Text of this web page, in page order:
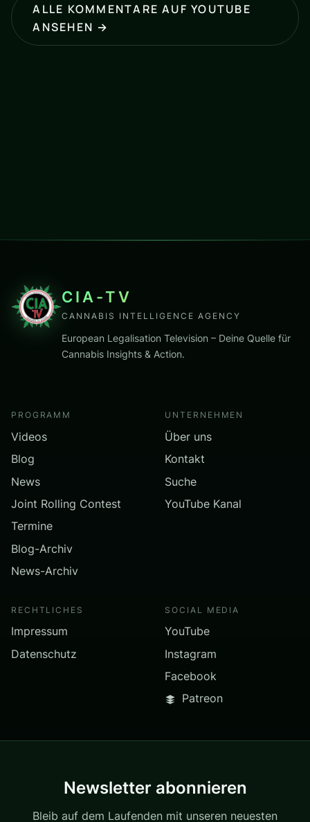
ALLE KOMMENTARE AUF YOUTUBE
ANSEHEN →
CIA-TV
CANNABIS INTELLIGENCE AGENCY
European Legalisation Television – Deine Quelle für
Cannabis Insights & Action.
PROGRAMM
Videos
Blog
News
Joint Rolling Contest
Termine
Blog-Archiv
News-Archiv
UNTERNEHMEN
Über uns
Kontakt
Suche
YouTube Kanal
RECHTLICHES
Impressum
Datenschutz
SOCIAL MEDIA
YouTube
Instagram
Facebook
Patreon
Newsletter abonnieren
Bleib auf dem Laufenden mit unseren neuesten